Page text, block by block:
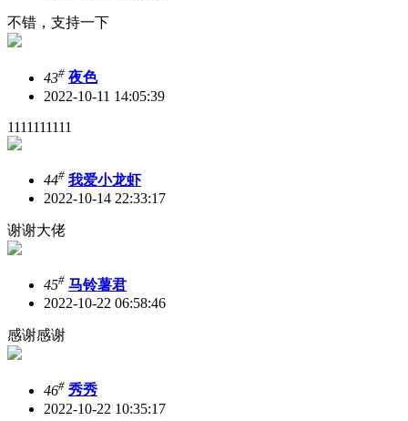
不错，支持一下
43# 夜色
2022-10-11 14:05:39
1111111111
44# 我爱小龙虾
2022-10-14 22:33:17
谢谢大佬
45# 马铃薯君
2022-10-22 06:58:46
感谢感谢
46# 秀秀
2022-10-22 10:35:17